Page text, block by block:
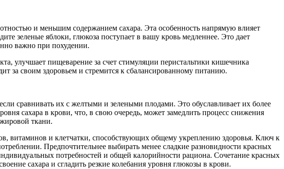
и меньшим содержанием сахара. Эта особенность напрямую влияет
зеленые яблоки, глюкоза поступает в вашу кровь медленнее. Это дает
важно при похудении.
улучшает пищеварение за счет стимуляции перистальтики кишечника
за своим здоровьем и стремится к сбалансированному питанию.
сравнивать их с желтыми и зелеными плодами. Это обуславливает их более
сахара в крови, что, в свою очередь, может замедлить процесс снижения
ткани.
витаминов и клетчатки, способствующих общему укреплению здоровья. Ключ к
Предпочтительнее выбирать менее сладкие разновидности красных
потребностей и общей калорийности рациона. Сочетание красных
сахара и сгладить резкие колебания уровня глюкозы в крови.